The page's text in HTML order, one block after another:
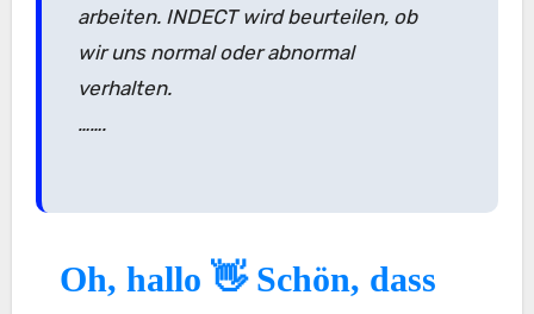
arbeiten. INDECT wird beurteilen, ob
wir uns normal oder abnormal
verhalten.
…….
Oh, hallo 👋 Schön, dass